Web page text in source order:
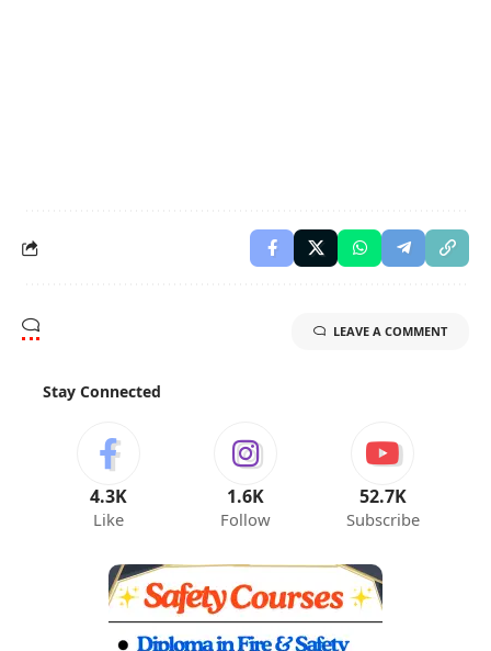
LEAVE A COMMENT
Stay Connected
4.3K
Like
1.6K
Follow
52.7K
Subscribe